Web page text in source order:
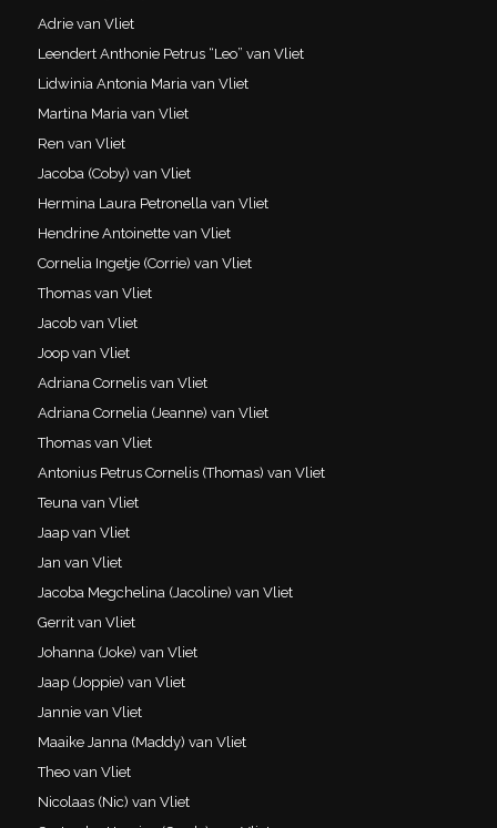
Adrie van Vliet
Leendert Anthonie Petrus “Leo” van Vliet
Lidwinia Antonia Maria van Vliet
Martina Maria van Vliet
Ren van Vliet
Jacoba (Coby) van Vliet
Hermina Laura Petronella van Vliet
Hendrine Antoinette van Vliet
Cornelia Ingetje (Corrie) van Vliet
Thomas van Vliet
Jacob van Vliet
Joop van Vliet
Adriana Cornelis van Vliet
Adriana Cornelia (Jeanne) van Vliet
Thomas van Vliet
Antonius Petrus Cornelis (Thomas) van Vliet
Teuna van Vliet
Jaap van Vliet
Jan van Vliet
Jacoba Megchelina (Jacoline) van Vliet
Gerrit van Vliet
Johanna (Joke) van Vliet
Jaap (Joppie) van Vliet
Jannie van Vliet
Maaike Janna (Maddy) van Vliet
Theo van Vliet
Nicolaas (Nic) van Vliet